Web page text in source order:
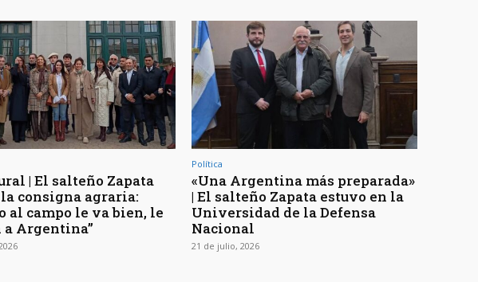
| El salteño Zapata
consigna agraria:
al campo le va bien, le
a Argentina”
Política
«Una Argentina más preparada»
| El salteño Zapata estuvo en la
Universidad de la Defensa
Nacional
21 de julio, 2026